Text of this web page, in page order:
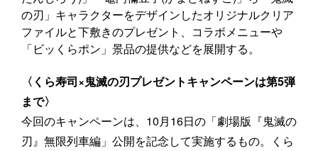
の刃」キャラクターをデザインしたオリジナルクリア
ファイルと下敷きのプレゼント、コラボメニューや
「ビッくらポン」景品の提供などを展開する。
〈くら寿司×鬼滅の刃プレゼントキャンペーンは第5弾
まで〉
今回のキャンペーンは、10月16日の「劇場版『鬼滅の
刃』無限列車編」公開を記念して実施するもの。くら